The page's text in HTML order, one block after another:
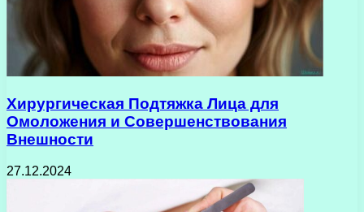
Хирургическая Подтяжка Лица для
Омоложения и Совершенствования
Внешности
27.12.2024